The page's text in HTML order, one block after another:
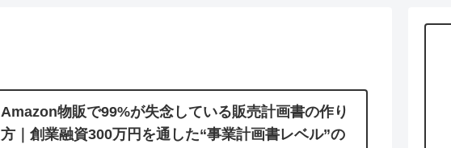
Amazon物販で99%が失念している販売計画書の作り
方｜創業融資300万円を通した“事業計画書レベル”の